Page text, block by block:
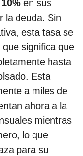
en sus
la deuda. Sin
esta tasa se
que significa que
hasta
Esta
a miles de
ahora a la
mientras
lo que
para su